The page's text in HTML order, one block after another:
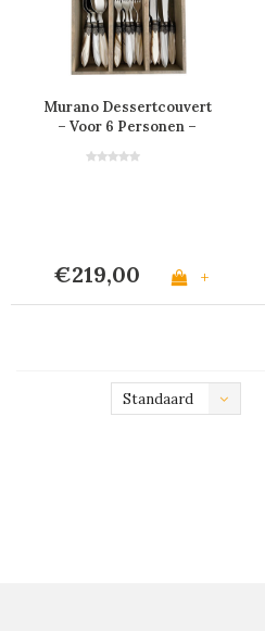
Murano Dessertcouvert
– Voor 6 Personen –
€219,00 +
Standaard